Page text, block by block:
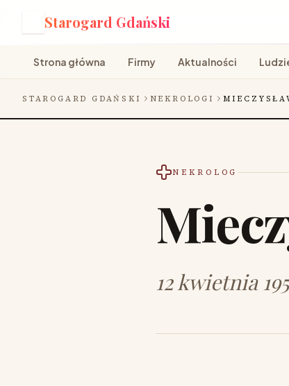
Starogard Gdański
Strona główna Firmy Aktualności
STAROGARD GDAŃSKI NEKROLOGI
NEKROLOG
12 kwietnia